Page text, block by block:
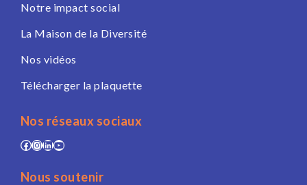
Notre impact social
La Maison de la Diversité
Nos vidéos
Télécharger la plaquette
Nos réseaux sociaux
Facebook
Instagram
LinkedIn
YouTube
Nous soutenir